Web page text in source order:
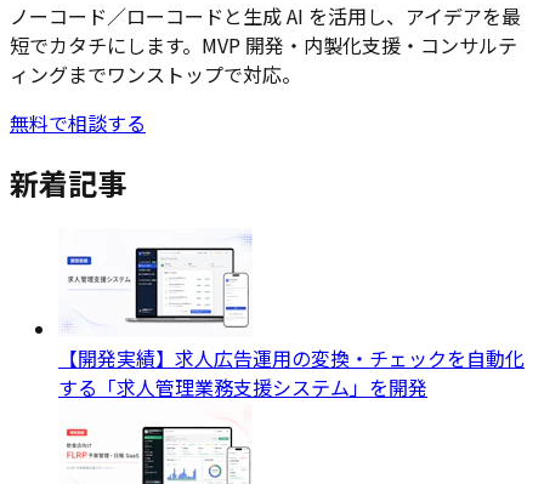
ノーコード／ローコードと生成 AI を活用し、アイデアを最
短でカタチにします。MVP 開発・内製化支援・コンサルテ
ィングまでワンストップで対応。
無料で相談する
新着記事
【開発実績】求人広告運用の変換・チェックを自動化
する「求人管理業務支援システム」を開発